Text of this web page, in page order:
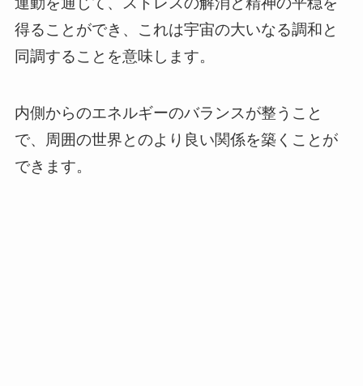
得ることができ、これは宇宙の大いなる調和と
同調することを意味します。
内側からのエネルギーのバランスが整うこと
で、周囲の世界とのより良い関係を築くことが
できます。